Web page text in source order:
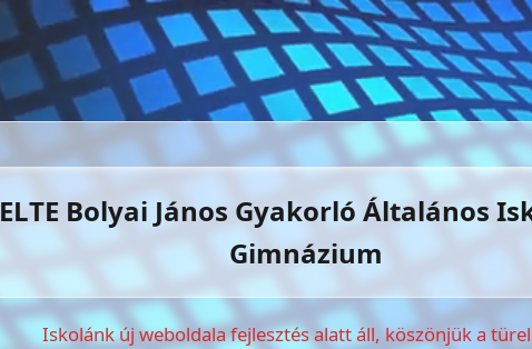
ELTE Bolyai János Gyakorló Általános
Gimnázium
Iskolánk új weboldala fejlesztés alatt áll, köszönjük a